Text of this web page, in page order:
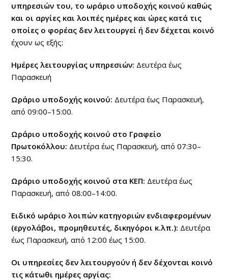
υπηρεσιών του, το ωράριο υποδοχής κοινού καθώς
και οι αργίες και λοιπές ημέρες και ώρες κατά τις
οποίες ο φορέας δεν λειτουργεί ή δεν δέχεται κοινό
έχουν ως εξής:
Ημέρες λειτουργίας υπηρεσιών: Δευτέρα έως
Παρασκευή
Ωράριο υποδοχής κοινού: Δευτέρα έως Παρασκευή,
από 09:00–15:00.
Ωράριο υποδοχής κοινού στο Γραφείο
Πρωτοκόλλου: Δευτέρα έως Παρασκευή, από 07:30–
15:30.
Ωράριο υποδοχής κοινού στα ΚΕΠ: Δευτέρα έως
Παρασκευή, από 08:00–14:00.
Ειδικό ωράριο λοιπών κατηγοριών ενδιαφερομένων
(εργολάβοι, προμηθευτές, δικηγόροι κ.λπ.): Δευτέρα
έως Παρασκευή, από 12:00 έως 15:00.
Οι υπηρεσίες δεν λειτουργούν ή δεν δέχονται κοινό
τις κάτωθι ημέρες αργίας: